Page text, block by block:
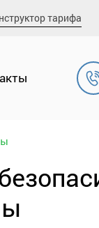
тарифа